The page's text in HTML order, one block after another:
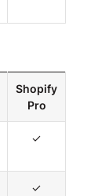
Shopify
Pro
✓
✓